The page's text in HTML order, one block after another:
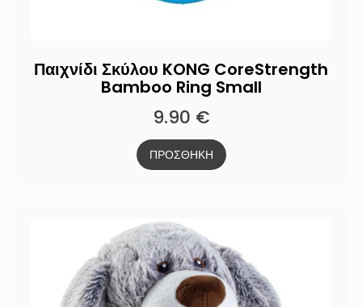
Παιχνίδι Σκύλου KONG CoreStrength
Bamboo Ring Small
9.90 €
ΠΡΟΣΘΗΚΗ